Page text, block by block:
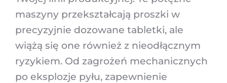
maszyny przekształcają proszki w
precyzyjnie dozowane tabletki, ale
wiążą się one również z nieodłącznym
ryzykiem. Od zagrożeń mechanicznych
po eksplozje pyłu, zapewnienie